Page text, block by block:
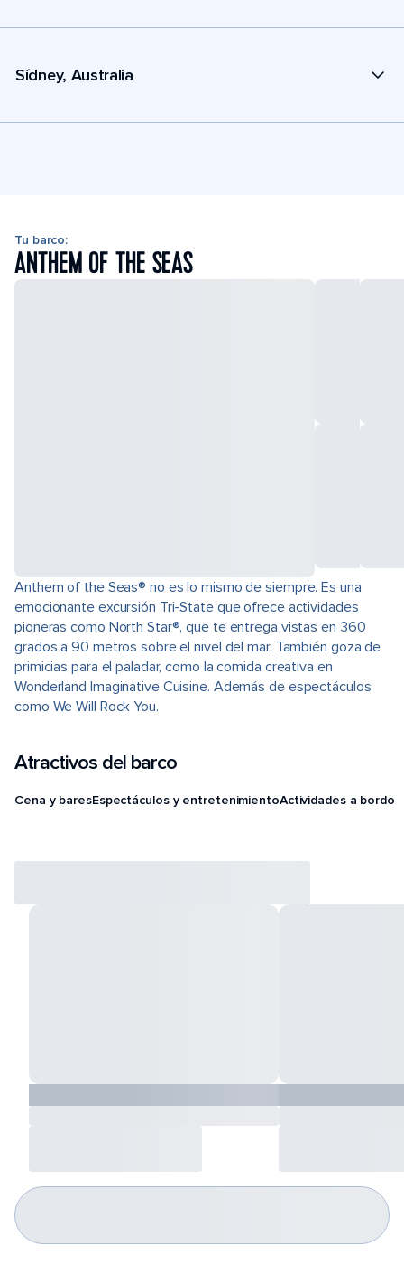
Sídney, Australia
Tu barco:
ANTHEM OF THE SEAS
Anthem of the Seas® no es lo mismo de siempre. Es una
emocionante excursión Tri-State que ofrece actividades
pioneras como North Star®, que te entrega vistas en 360
grados a 90 metros sobre el nivel del mar. También goza de
primicias para el paladar, como la comida creativa en
Wonderland Imaginative Cuisine. Además de espectáculos
como We Will Rock You.
Atractivos del barco
Cena y baresEspectáculos y entretenimientoActividades a bordo